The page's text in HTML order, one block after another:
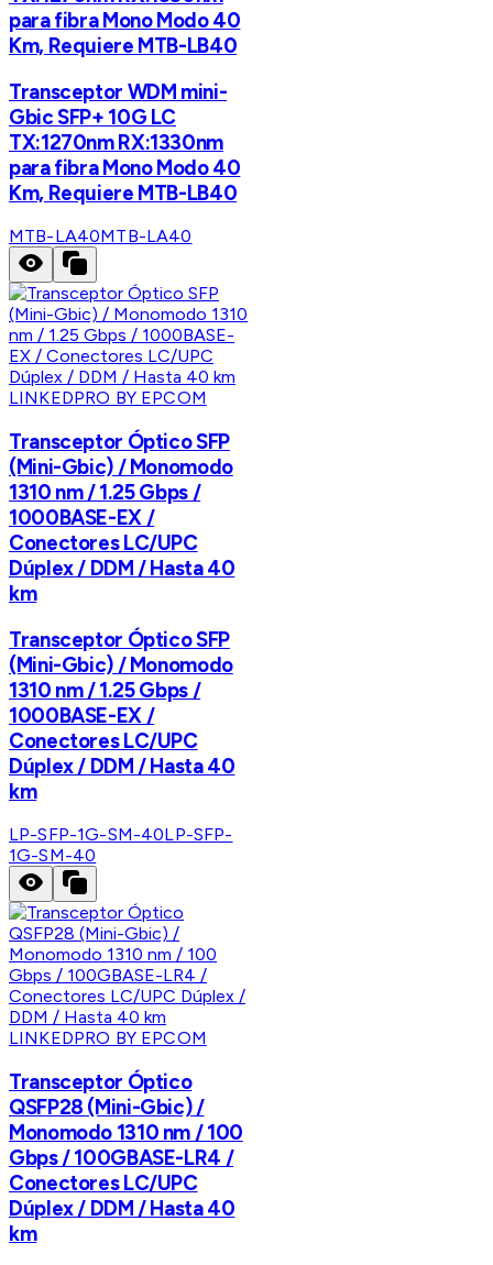
para fibra Mono Modo 40
Km, Requiere MTB-LB40
Transceptor WDM mini-
Gbic SFP+ 10G LC
TX:1270nm RX:1330nm
para fibra Mono Modo 40
Km, Requiere MTB-LB40
MTB-LA40MTB-LA40
LINKEDPRO BY EPCOM
Transceptor Óptico SFP
(Mini-Gbic) / Monomodo
1310 nm / 1.25 Gbps /
1000BASE-EX /
Conectores LC/UPC
Dúplex / DDM / Hasta 40
km
Transceptor Óptico SFP
(Mini-Gbic) / Monomodo
1310 nm / 1.25 Gbps /
1000BASE-EX /
Conectores LC/UPC
Dúplex / DDM / Hasta 40
km
LP-SFP-1G-SM-40LP-SFP-
1G-SM-40
LINKEDPRO BY EPCOM
Transceptor Óptico
QSFP28 (Mini-Gbic) /
Monomodo 1310 nm / 100
Gbps / 100GBASE-LR4 /
Conectores LC/UPC
Dúplex / DDM / Hasta 40
km